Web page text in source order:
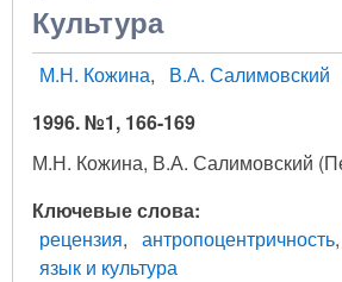
Культура
М.Н. Кожина
В.А. Салимовский
1996. №1, 166-169
М.Н. Кожина, В.А. Салимовский
Ключевые слова
рецензия
антропоцентричность
язык и культура